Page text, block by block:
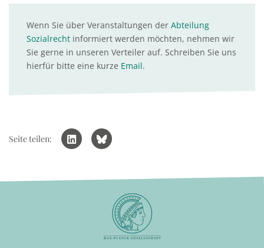
Wenn Sie über Veranstaltungen der Abteilung
Sozialrecht informiert werden möchten, nehmen wir
Sie gerne in unseren Verteiler auf. Schreiben Sie uns
hierfür bitte eine kurze Email.
Seite teilen: